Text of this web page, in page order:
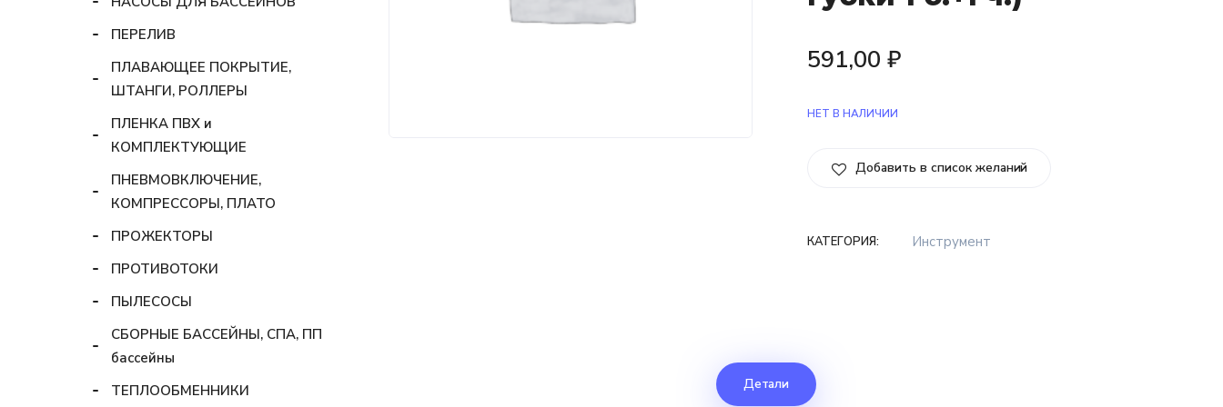
591,00 ₽
НЕТ В НАЛИЧИИ
Добавить в список желаний
КАТЕГОРИЯ: Инструмент
Детали
ПЕРЕЛИВ
ПЛАВАЮЩЕЕ ПОКРЫТИЕ,
ШТАНГИ, РОЛЛЕРЫ
ПЛЕНКА ПВХ и
КОМПЛЕКТУЮЩИЕ
ПНЕВМОВКЛЮЧЕНИЕ,
КОМПРЕССОРЫ, ПЛАТО
ПРОЖЕКТОРЫ
ПРОТИВОТОКИ
ПЫЛЕСОСЫ
СБОРНЫЕ БАССЕЙНЫ, СПА, ПП
бассейны
ТЕПЛООБМЕННИКИ